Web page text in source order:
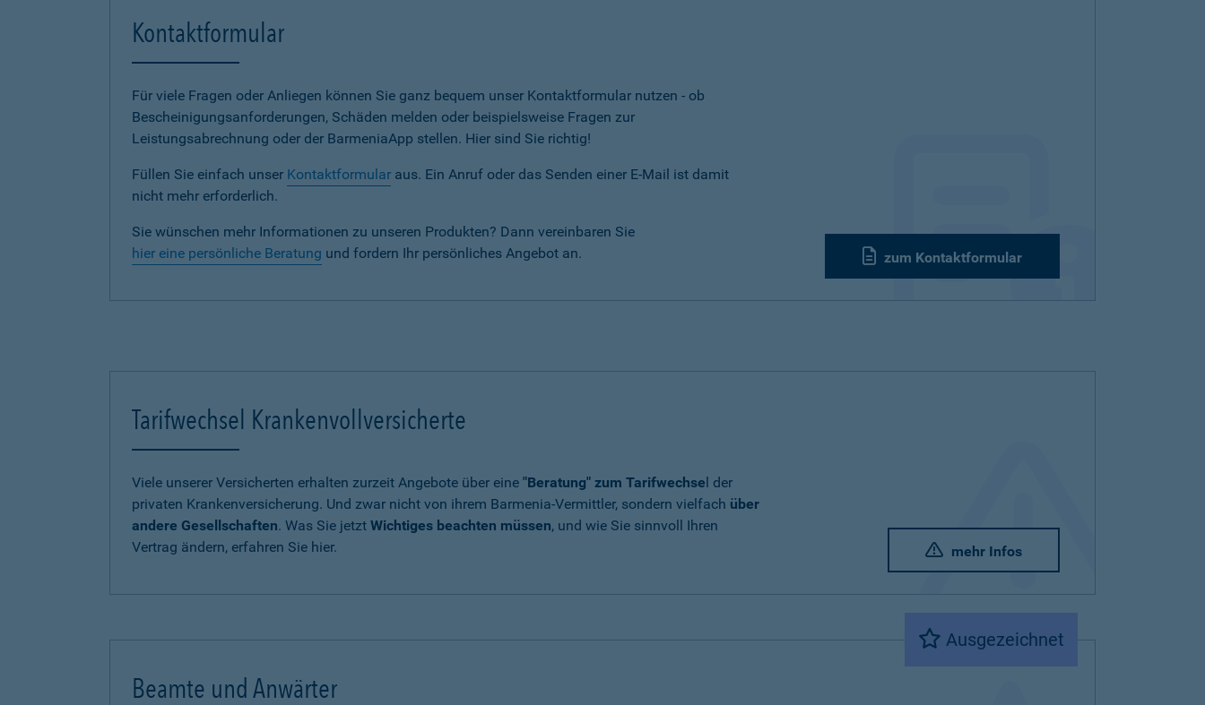
Kontaktformular
Für viele Fragen oder Anliegen können Sie ganz bequem unser Kontaktformular nutzen - ob
Bescheinigungsanforderungen, Schäden melden oder beispielsweise Fragen zur
Leistungsabrechnung oder der BarmeniaApp stellen. Hier sind Sie richtig!
Füllen Sie einfach unser Kontaktformular aus. Ein Anruf oder das Senden einer E-Mail ist damit
nicht mehr erforderlich.
Sie wünschen mehr Informationen zu unseren Produkten? Dann vereinbaren Sie
hier eine persönliche Beratung und fordern Ihr persönliches Angebot an. zum Kontaktformular
Tarifwechsel Krankenvollversicherte
Viele unserer Versicherten erhalten zurzeit Angebote über eine "Beratung" zum Tarifwechsel der
privaten Krankenversicherung. Und zwar nicht von ihrem Barmenia-Vermittler, sondern vielfach über
andere Gesellschaften. Was Sie jetzt Wichtiges beachten müssen, und wie Sie sinnvoll Ihren
Vertrag ändern, erfahren Sie hier.
mehr Infos
Ausgezeichnet
Beamte und Anwärter